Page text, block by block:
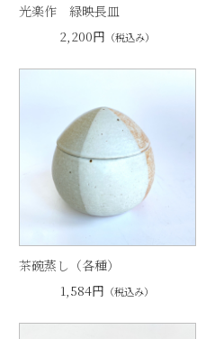
光楽作 緑映長皿
2,200円 （税込み）
茶碗蒸し（各種）
1,584円 （税込み）